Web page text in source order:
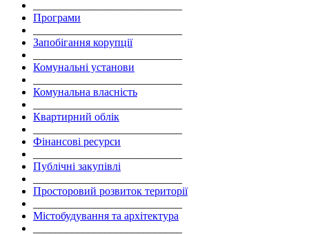
Програми
Запобігання корупції
Комунальні установи
Комунальна власність
Квартирний облік
Фінансові ресурси
Публічні закупівлі
Просторовий розвиток території
Містобудування та архітектура